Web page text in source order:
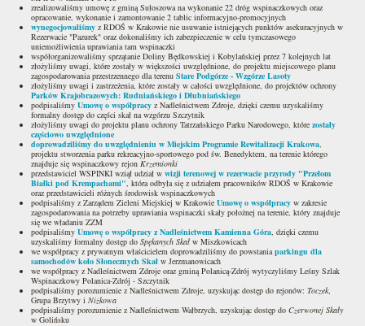
zrealizowaliśmy umowę z gminą Sułoszowa na wykonanie 22 dróg wspinaczkowych oraz
opracowanie, wykonanie i zamontowanie 2 tablic informacyjno-promocyjnych
wynegocjowaliśmy z RDOŚ w Krakowie nie usuwanie istniejących punktów asekuracyjnych w
Rezerwacie "Pazurek" oraz dokonaliśmy ich zabezpieczenie w celu tymczasowego
uniemożliwienia uprawiania tam wspinaczki
współorganizowaliśmy sprzątanie Doliny Będkowskiej i Kobylańskiej przez 7 kolejnych lat
złożyliśmy uwagi, które zostały w większości uwzględnione, do projektu miejscowego planu
zagospodarowania przestrzennego dla terenu Stare Podgórze - Wzgórze Lasoty
złożyliśmy uwagi i zastrzeżenia, które zostały w całości uwzględnione, do projektów ochrony
Parków Krajobrazowych: Rudniańskiego i Dłubniańskiego
podpisaliśmy Umowę o współpracy z Nadleśnictwem Zdroje, dzięki czemu uzyskaliśmy
formalny dostęp do części skał na wzgórzu Szczytnik
złożyliśmy uwagi do projektu planu ochrony Tatrzańskiego Parku Narodowego, które zostały
częściowo uwzględnione
doprowadziliśmy do uwzględnieniu w Miejskim Programie Rewitalizacji Krakowa
projektu stworzenia parku rekreacyjno-sportowego pod św. Benedyktem, na terenie którego
znajduje się wspinaczkowy rejon Krzemionki
przedstawiciel WSPINKI wziął udział w wizji terenowej w rezerwacie przyrody "Przełom
Białki pod Krempachami" , która odbyła się z udziałem pracowników RDOŚ w Krakowie
oraz przedstawicieli różnych środowisk wspinaczkowych
podpisaliśmy z Zarządem Zieleni Miejskiej w Krakowie Umowę o współpracy w zakresie
zagospodarowania na potrzeby uprawiania wspinaczki skały położnej na terenie, który znajduje
się we władaniu ZZM
podpisaliśmy Umowę o współpracy z Nadleśnictwem Kamienna Góra , dzięki czemu
uzyskaliśmy formalny dostęp do Spękanych Skał w Miszkowicach
we współpracy z prywatnym właścicielem doprowadziliśmy do powstania parkingu dla
samochodów koło Słonecznych Skał w Jerzmanowicach
we współpracy z Nadleśnictwem Zdroje oraz gminą Polanicą-Zdrój wytyczyliśmy Leśny Szlak
Wspinaczkowy Polanica-Zdrój - Szczytnik
podpisaliśmy porozumienie z Nadleśnictwem Zdroje, uzyskując dostęp do rejonów: Toczek,
Grupa Brzytwy i Niżkowa
podpisaliśmy porozumienie z Nadleśnictwem Wałbrzych, uzyskując dostęp do Czerwonej Skały
w Golińsku